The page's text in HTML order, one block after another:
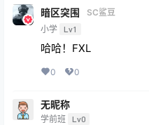
暗区突围
SC鲨豆
小学 Lv1
哈哈！FXL
0 0
无昵称
学前班 Lv0